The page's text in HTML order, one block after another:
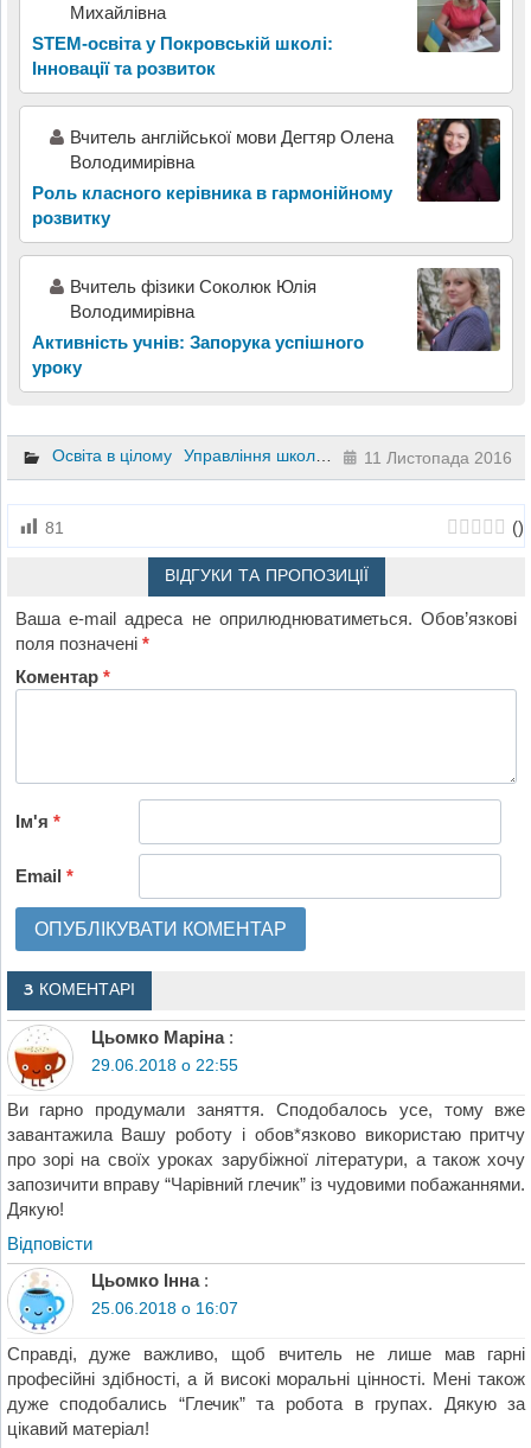
Михайлівна
STEM-освіта у Покровській школі:
Інновації та розвиток
Вчитель англійської мови Дегтяр Олена
Володимирівна
Роль класного керівника в гармонійному
розвитку
Вчитель фізики Соколюк Юлія
Володимирівна
Активність учнів: Запорука успішного
уроку
Освіта в цілому Управління школою 11 Листопада 2016
81 ()
ВІДГУКИ ТА ПРОПОЗИЦІЇ
Ваша e-mail адреса не оприлюднюватиметься. Обов’язкові
поля позначені*
Коментар*
Ім'я*
Email*
3 КОМЕНТАРІ
Цьомко Маріна :
29.06.2018 о 22:55
Ви гарно продумали заняття. Сподобалось усе, тому вже
завантажила Вашу роботу і обов*язково використаю притчу
про зорі на своїх уроках зарубіжної літератури, а також хочу
запозичити вправу “Чарівний глечик” із чудовими побажаннями.
Дякую!
Відповіcти
Цьомко Інна :
25.06.2018 о 16:07
Справді, дуже важливо, щоб вчитель не лише мав гарні
професійні здібності, а й високі моральні цінності. Мені також
дуже сподобались “Глечик” та робота в групах. Дякую за
цікавий матеріал!